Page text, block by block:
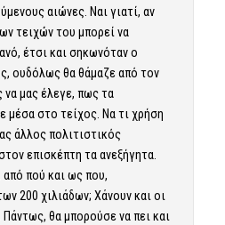
αιώνες. Ναι γιατί, αν
τειχών του μπορεί να
έτσι και σηκωνόταν ο
ουδόλως θα θάμαζε από τον
μας έλεγε, πως τα
μέσα στο τείχος. Να τι χρήση
άλλος πολιτιστικός
επισκέπτη τα ανεξήγητα.
από πού και ως που,
200 χιλιάδων; Χάνουν και οι
Πάντως, θα μπορούσε να πει και